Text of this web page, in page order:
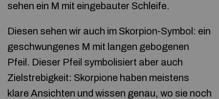
sehen ein M mit eingebauter Schleife.
Diesen sehen wir auch im Skorpion-Symbol: ein
geschwungenes M mit langen gebogenen
Pfeil. Dieser Pfeil symbolisiert aber auch
Zielstrebigkeit: Skorpione haben meistens
klare Ansichten und wissen genau, wo sie noch